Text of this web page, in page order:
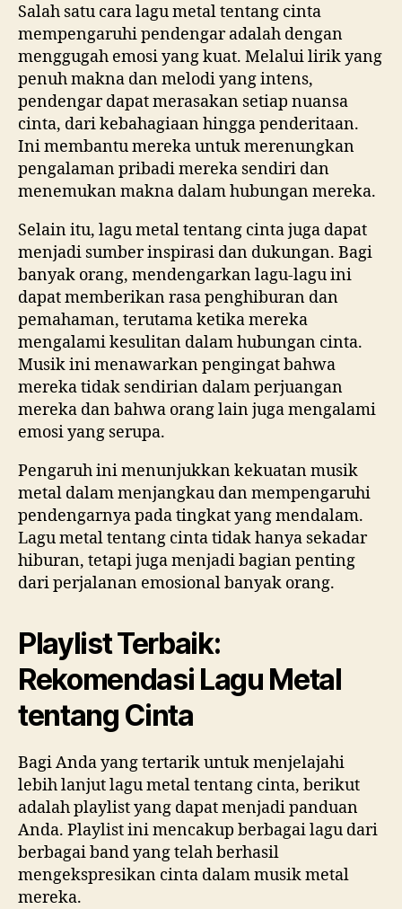
Salah satu cara lagu metal tentang cinta
mempengaruhi pendengar adalah dengan
menggugah emosi yang kuat. Melalui lirik yang
penuh makna dan melodi yang intens,
pendengar dapat merasakan setiap nuansa
cinta, dari kebahagiaan hingga penderitaan.
Ini membantu mereka untuk merenungkan
pengalaman pribadi mereka sendiri dan
menemukan makna dalam hubungan mereka.
Selain itu, lagu metal tentang cinta juga dapat
menjadi sumber inspirasi dan dukungan. Bagi
banyak orang, mendengarkan lagu-lagu ini
dapat memberikan rasa penghiburan dan
pemahaman, terutama ketika mereka
mengalami kesulitan dalam hubungan cinta.
Musik ini menawarkan pengingat bahwa
mereka tidak sendirian dalam perjuangan
mereka dan bahwa orang lain juga mengalami
emosi yang serupa.
Pengaruh ini menunjukkan kekuatan musik
metal dalam menjangkau dan mempengaruhi
pendengarnya pada tingkat yang mendalam.
Lagu metal tentang cinta tidak hanya sekadar
hiburan, tetapi juga menjadi bagian penting
dari perjalanan emosional banyak orang.
Playlist Terbaik:
Rekomendasi Lagu Metal
tentang Cinta
Bagi Anda yang tertarik untuk menjelajahi
lebih lanjut lagu metal tentang cinta, berikut
adalah playlist yang dapat menjadi panduan
Anda. Playlist ini mencakup berbagai lagu dari
berbagai band yang telah berhasil
mengekspresikan cinta dalam musik metal
mereka.